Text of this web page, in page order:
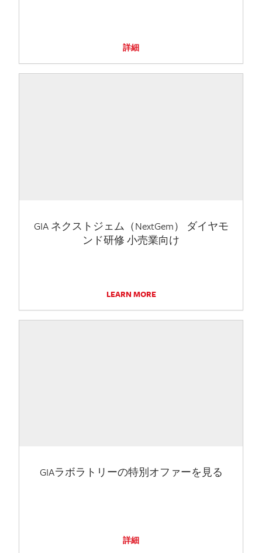
詳細
GIA ネクストジェム（NextGem） ダイヤモ
ンド研修 小売業向け
LEARN MORE
GIAラボラトリーの特別オファーを見る
詳細